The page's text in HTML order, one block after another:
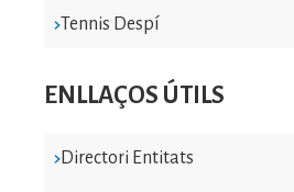
Tennis Despí
ENLLAÇOS ÚTILS
Directori Entitats